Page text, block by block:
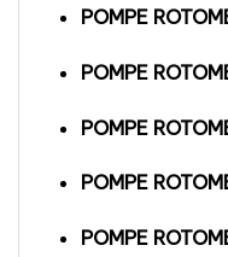
POMPE
POMPE
POMPE
POMPE
POMPE